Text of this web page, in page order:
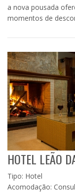
a nova pousada
momentos de
HOTEL LEÃO
Tipo: Hotel
Acomodação: